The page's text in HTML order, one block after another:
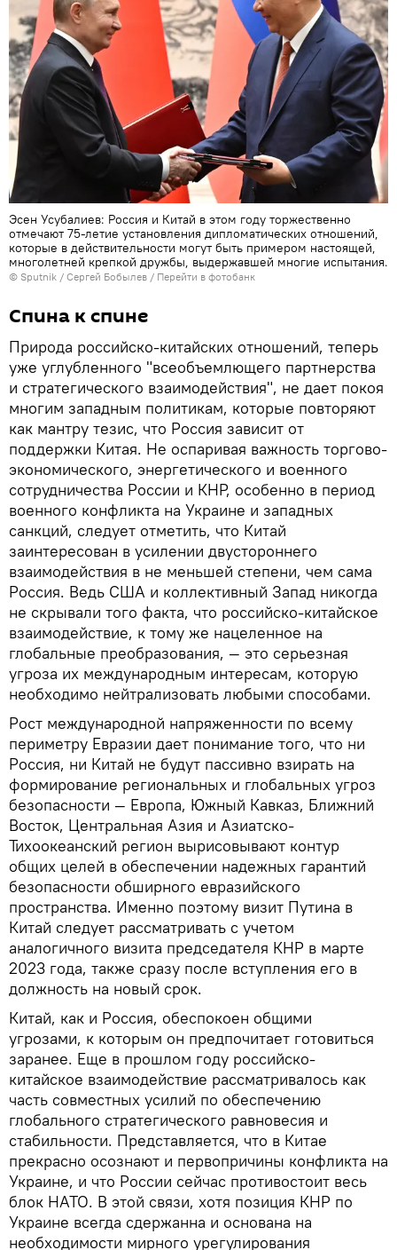
Эсен Усубалиев: Россия и Китай в этом году торжественно
отмечают 75-летие установления дипломатических отношений,
которые в действительности могут быть примером настоящей,
многолетней крепкой дружбы, выдержавшей многие испытания.
© Sputnik / Сергей Бобылев / Перейти в фотобанк
Спина к спине
Природа российско-китайских отношений, теперь
уже углубленного "всеобъемлющего партнерства
и стратегического взаимодействия", не дает покоя
многим западным политикам, которые повторяют
как мантру тезис, что Россия зависит от
поддержки Китая. Не оспаривая важность торгово-
экономического, энергетического и военного
сотрудничества России и КНР, особенно в период
военного конфликта на Украине и западных
санкций, следует отметить, что Китай
заинтересован в усилении двустороннего
взаимодействия в не меньшей степени, чем сама
Россия. Ведь США и коллективный Запад никогда
не скрывали того факта, что российско-китайское
взаимодействие, к тому же нацеленное на
глобальные преобразования, — это серьезная
угроза их международным интересам, которую
необходимо нейтрализовать любыми способами.
Рост международной напряженности по всему
периметру Евразии дает понимание того, что ни
Россия, ни Китай не будут пассивно взирать на
формирование региональных и глобальных угроз
безопасности — Европа, Южный Кавказ, Ближний
Восток, Центральная Азия и Азиатско-
Тихоокеанский регион вырисовывают контур
общих целей в обеспечении надежных гарантий
безопасности обширного евразийского
пространства. Именно поэтому визит Путина в
Китай следует рассматривать с учетом
аналогичного визита председателя КНР в марте
2023 года, также сразу после вступления его в
должность на новый срок.
Китай, как и Россия, обеспокоен общими
угрозами, к которым он предпочитает готовиться
заранее. Еще в прошлом году российско-
китайское взаимодействие рассматривалось как
часть совместных усилий по обеспечению
глобального стратегического равновесия и
стабильности. Представляется, что в Китае
прекрасно осознают и первопричины конфликта на
Украине, и что России сейчас противостоит весь
блок НАТО. В этой связи, хотя позиция КНР по
Украине всегда сдержанна и основана на
необходимости мирного урегулирования